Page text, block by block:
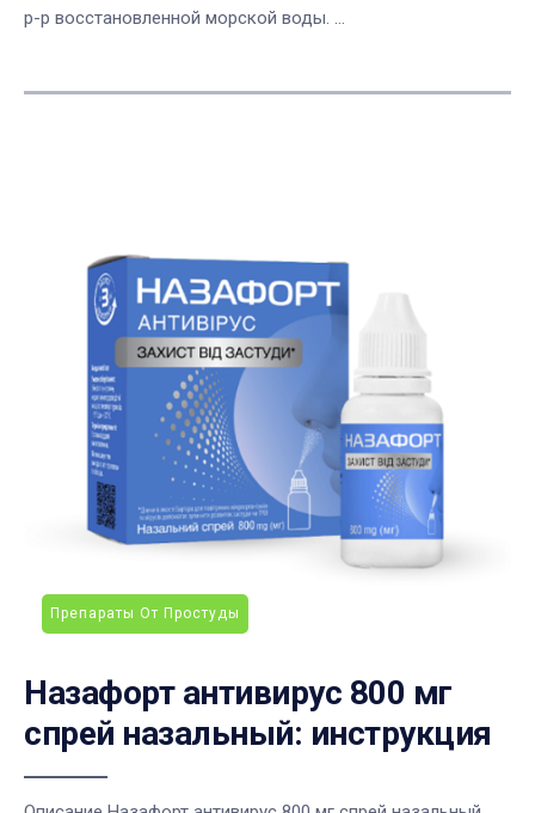
р-р восстановленной морской воды. ...
Препараты От Простуды
Назафорт антивирус 800 мг
спрей назальный: инструкция